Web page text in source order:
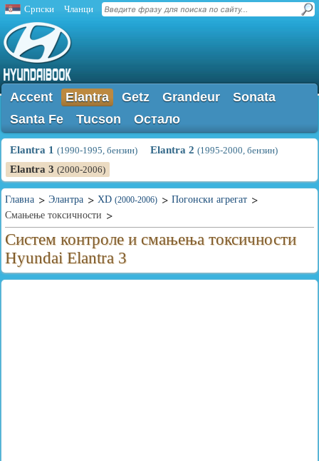
Српски Чланци
Accent Elantra Getz Grandeur
Sonata
Santa Fe
Tucson Остало
Elantra 1 (1990-1995, бензин) Elantra 2 (1995-2000, бензин)
Elantra 3 (2000-2006)
Главна Элантра XD (2000-2006)
Погонски агрегат
Смањење токсичности
Систем контроле и смањења токсичности
Hyundai Elantra 3